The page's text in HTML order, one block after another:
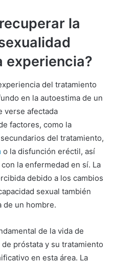
la
experiencia?
del tratamiento
en la autoestima de un
verse afectada
factores, como la
del tratamiento,
o la disfunción eréctil, así
la enfermedad en sí. La
debido a los cambios
sexual también
de un hombre.
de la vida de
próstata y su tratamiento
en esta área. La